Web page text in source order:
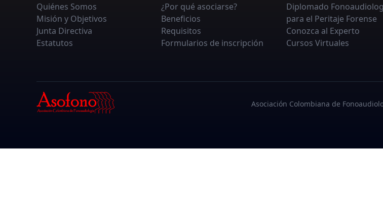
Quiénes Somos
Misión y Objetivos
Junta Directiva
Estatutos
¿Por qué asociarse?
Beneficios
Requisitos
Formularios de inscripción
Diplomado
para el Peritaje Forense
Conozca al Experto
Cursos Virtuales
Asociación Colombiana de